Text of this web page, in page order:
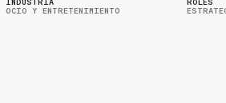
OCIO Y ENTRETENIMIENTO